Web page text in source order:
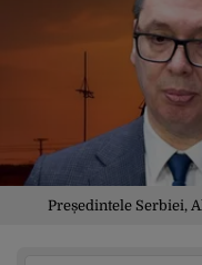
Președintele Serbiei,